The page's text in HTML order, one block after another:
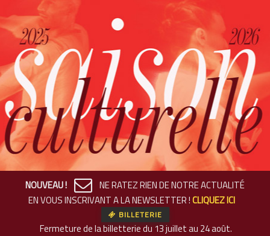
NOUVEAU !
NE RATEZ RIEN DE NOTRE ACTUALITÉ
EN VOUS INSCRIVANT A LA NEWSLETTER !CLIQUEZ ICI
BILLETERIE
Fermeture de la billetteriedu 13 juillet au 24 août.